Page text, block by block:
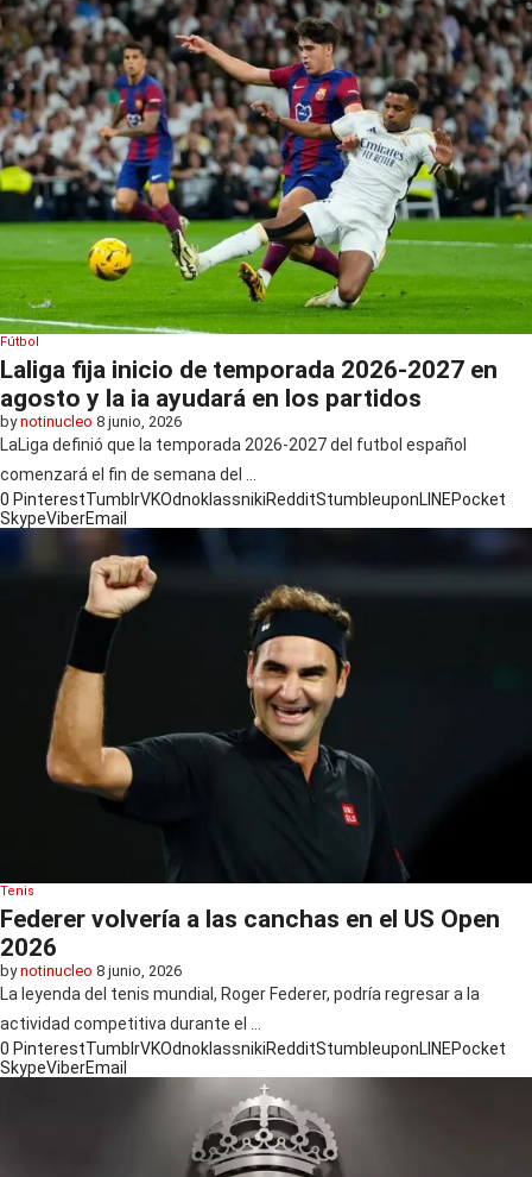
Fútbol
Laliga fija inicio de temporada 2026-2027 en
agosto y la ia ayudará en los partidos
bynotinucleo 8 junio, 2026
LaLiga definió que la temporada 2026-2027 del futbol español
comenzará el fin de semana del …
0 PinterestTumblrVKOdnoklassnikiRedditStumbleuponLINEPocket
SkypeViberEmail
Tenis
Federer volvería a las canchas en el US Open
2026
bynotinucleo 8 junio, 2026
La leyenda del tenis mundial, Roger Federer, podría regresar a la
actividad competitiva durante el …
0 PinterestTumblrVKOdnoklassnikiRedditStumbleuponLINEPocket
SkypeViberEmail